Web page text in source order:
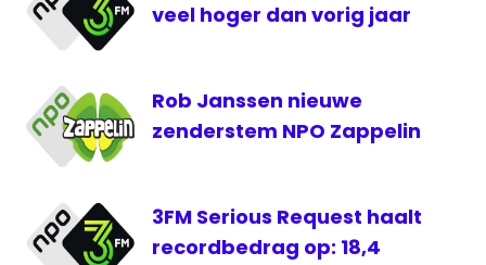
veel hoger dan vorig jaar
Rob Janssen nieuwe
zenderstem NPO Zappelin
3FM Serious Request haalt
recordbedrag op: 18,4